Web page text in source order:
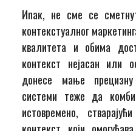
Ипак, не сме се
контекстуалног
квалитета и обима
контекст нејасан или
донесе мање
системи теже да
истовремено,